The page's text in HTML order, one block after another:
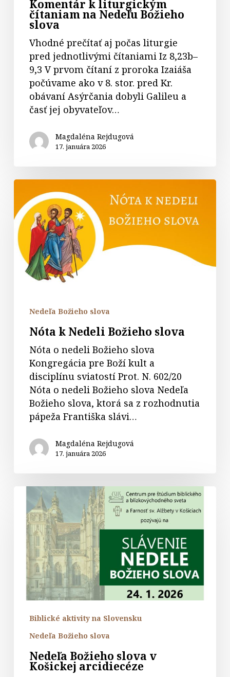
Komentár k liturgickým
čítaniam na Nedeľu Božieho
slova
Vhodné prečítať aj počas liturgie
pred jednotlivými čítaniami Iz 8,23b–
9,3 V prvom čítaní z proroka Izaiáša
počúvame ako v 8. stor. pred Kr.
obávaní Asýrčania dobyli Galileu a
časť jej obyvateľov…
Magdaléna Rejdugová
17. januára 2026
Nóta
Nedeli
Božieho
slova
Nedeľa Božieho slova
Nóta k Nedeli Božieho slova
Nóta o nedeli Božieho slova
Kongregácia pre Boží kult a
disciplínu sviatostí Prot. N. 602/20
Nóta o nedeli Božieho slova Nedeľa
Božieho slova, ktorá sa z rozhodnutia
pápeža Františka slávi…
Magdaléna Rejdugová
17. januára 2026
Nedeľa
Božieho
slova
Košickej
arcidiecéze
Biblické aktivity na Slovensku
Nedeľa Božieho slova
Nedeľa Božieho slova v
Košickej arcidiecéze